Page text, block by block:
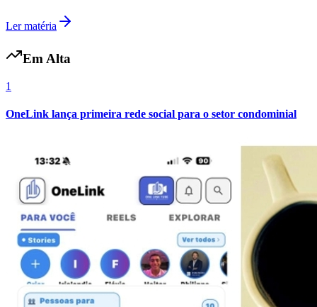
Grêmio
Ler matéria
Em Alta
1
OneLink lança primeira rede social para o setor condominial